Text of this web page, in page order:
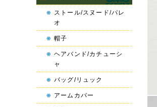
ストール/スヌード/パレ
オ
帽子
ヘアバンド/カチューシ
ャ
バッグ/リュック
アームカバー